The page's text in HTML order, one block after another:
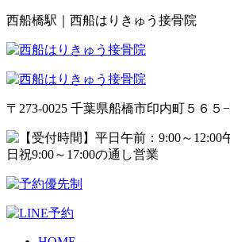
西船橋駅｜西船はりきゅう接骨院
〒273-0025 千葉県船橋市印内町５６５